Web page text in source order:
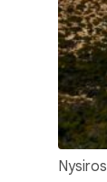
Nysiros